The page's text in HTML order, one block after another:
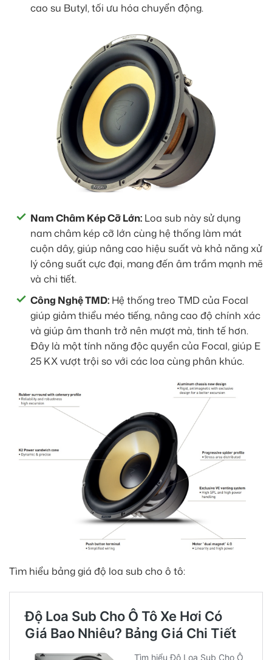
cao su Butyl, tối ưu hóa chuyển động.
Nam Châm Kép Cỡ Lớn: Loa sub này sử dụng
nam châm kép cỡ lớn cùng hệ thống làm mát
cuộn dây, giúp nâng cao hiệu suất và khả năng xử
lý công suất cực đại, mang đến âm trầm mạnh mẽ
và chi tiết.
Công Nghệ TMD: Hệ thống treo TMD của Focal
giúp giảm thiểu méo tiếng, nâng cao độ chính xác
và giúp âm thanh trở nên mượt mà, tinh tế hơn.
Đây là một tính năng độc quyền của Focal, giúp E
25 KX vượt trội so với các loa cùng phân khúc.
Tìm hiểu bảng giá độ loa sub cho ô tô: